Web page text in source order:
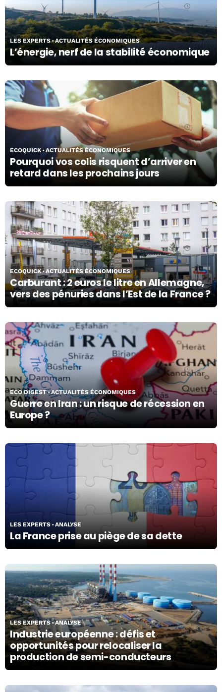
L’énergie, nerf de la stabilité économique
LES EXPERTS ACTUALITÉS ÉCONOMIQUES
Pourquoi vos colis risquent d’arriver en
retard dans les prochains jours
ECOQUICK ACTUALITÉS ÉCONOMIQUES
05/03/26
Carburant : 2 euros le litre en Allemagne,
vers des pénuries dans l’Est de la France ?
ECOQUICK ACTUALITÉS ÉCONOMIQUES
04/03/26
Guerre en Iran : un risque de récession en
Europe ?
ECO DIGEST ACTUALITÉS ÉCONOMIQUES
04/03/26
La France prise au piège de sa dette
LES EXPERTS ANALYSE
03/03/26
Industrie européenne : défis et
opportunités pour relocaliser la
production de semi-conducteurs
LES EXPERTS ANALYSE
03/03/26